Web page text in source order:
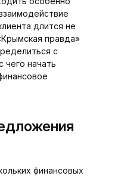
длится не
правда»
с
чего начать
финансовых